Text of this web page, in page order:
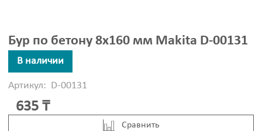
Бур по бетону 8x160 мм Makita D-00131
В наличии
Артикул: D-00131
635 ₸
Cравнить